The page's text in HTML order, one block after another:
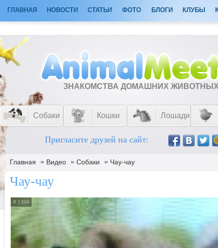
ГЛАВНАЯ НОВОСТИ СТАТЬИ ФОТО БЛОГИ КЛУБЫ
ЗНАКОМСТВА ДОМАШНИХ
Собаки Кошки Лошади
Пригласите друзей на сайт:
Главная » Видео » Собаки » Чау-чау
Чау-чау
# 1494